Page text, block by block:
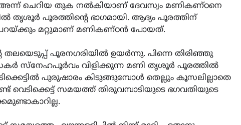
അന്ന് ചെറിയ തുക നൽകിയാണ് ദേവസ്വം മണികണ്ഠനെ
തൃശൂർ പൂരത്തിന്റെ ഭാഗമായി. ആദ്യം പൂരത്തിന്
പറയ്ക്കും മറ്റുമാണ് മണികണ്ഠൻ പോയത്.
പൂരനഗരിയിൽ ഉയർന്നു. പിന്നെ തിരിഞ്ഞു
സ്‌നേഹപൂർവം വിളിക്കുന്ന മണി തൃശൂർ പൂരത്തിൽ
പുരുഷാരം കിടുങ്ങുമ്പോൾ തെല്ലും കൂസലില്ലാതെ
സമയത്ത് തിരുവമ്പാടിയുടെ ഭഗവതിയുടെ
CAMPUS LATEST
സെന്റ് ജോസഫ്സ് കോളജ്
കോമേഴ്‌സ്
തുടക്കമായി